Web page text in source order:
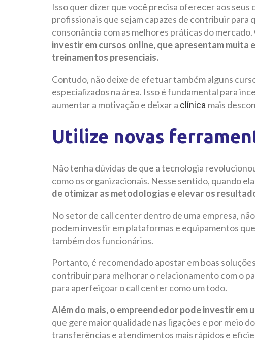
Isso quer dizer que você precisa oferecer aos
profissionais que sejam capazes de contribuir
consonância com as melhores práticas do mercado.
investir em cursos online, que apresentam muita
treinamentos presenciais.
Contudo, não deixe de efetuar também alguns
especializados na área. Isso é fundamental para
aumentar a motivação e deixar a clínica mais
Utilize novas
Não tenha dúvidas de que a tecnologia
como os organizacionais. Nesse sentido, quando
de otimizar as metodologias e elevar os
No setor de call center dentro de uma empresa,
podem investir em plataformas e equipamentos
também dos funcionários.
Portanto, é recomendado apostar em boas
contribuir para melhorar o relacionamento com o
para aperfeiçoar o call center como um todo.
Além do mais, o empreendedor pode investir em
que gere maior qualidade nas ligações e por meio
transferências e atendimentos mais rápidos e